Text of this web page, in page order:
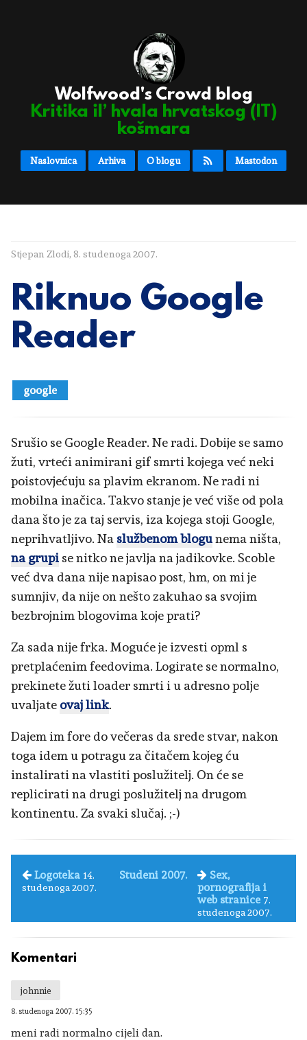
Wolfwood's Crowd blog
Kritika il’ hvala hrvatskog (IT)
košmara
Naslovnica Arhiva O blogu Mastodon
Stjepan Zlodi, 8. studenoga 2007.
Riknuo Google
Reader
google
Srušio se Google Reader. Ne radi. Dobije se samo
žuti, vrteći animirani gif smrti kojega već neki
poistovjećuju sa plavim ekranom. Ne radi ni
mobilna inačica. Takvo stanje je već više od pola
dana što je za taj servis, iza kojega stoji Google,
neprihvatljivo. Na službenom blogunema ništa,
na grupise nitko ne javlja na jadikovke. Scoble
već dva dana nije napisao post, hm, on mi je
sumnjiv, da nije on nešto zakuhao sa svojim
bezbrojnim blogovima koje prati?
Za sada nije frka. Moguće je izvesti opml s
pretplaćenim feedovima. Logirate se normalno,
prekinete žuti loader smrti i u adresno polje
uvaljate ovaj link.
Dajem im fore do večeras da srede stvar, nakon
toga idem u potragu za čitačem kojeg ću
instalirati na vlastiti poslužitelj. On će se
replicirati na drugi poslužitelj na drugom
kontinentu. Za svaki slučaj. ;-)
Logoteka 14.
studenoga 2007.
Studeni 2007.
Sex,
pornografija i
web stranice 7.
studenoga 2007.
Komentari
johnnie
8. studenoga 2007. 15:35
meni radi normalno cijeli dan.